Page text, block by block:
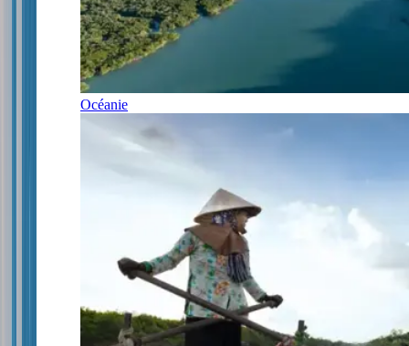
Océanie